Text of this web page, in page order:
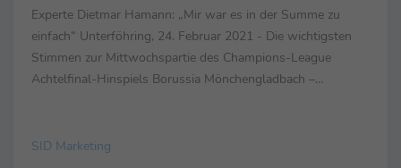
Experte Dietmar Hamann: „Mir war es in der Summe zu
einfach“ Unterföhring, 24. Februar 2021 - Die wichtigsten
Stimmen zur Mittwochspartie des Champions-League
Achtelfinal-Hinspiels Borussia Mönchengladbach –
SID Marketing